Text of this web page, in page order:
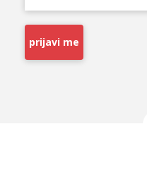
prijavi me